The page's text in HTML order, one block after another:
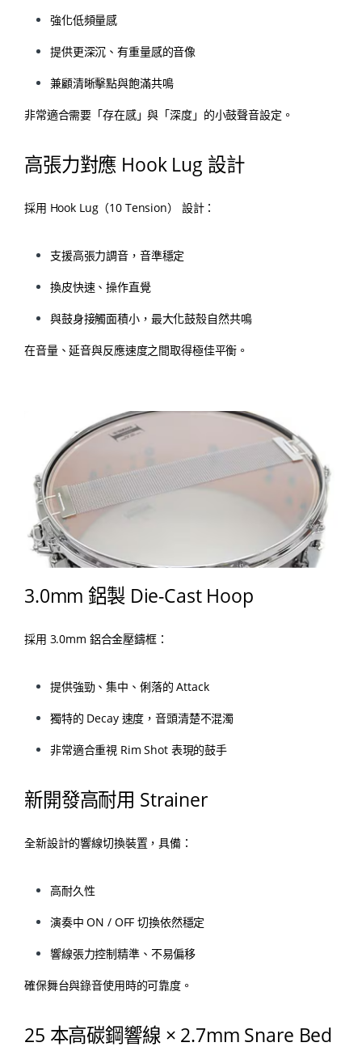
強化低頻量感
提供更深沉、有重量感的音像
兼顧清晰擊點與飽滿共鳴
非常適合需要「存在感」與「深度」的小鼓聲音設定。
高張力對應 Hook Lug 設計
採用 Hook Lug（10 Tension） 設計：
支援高張力調音，音準穩定
換皮快速、操作直覺
與鼓身接觸面積小，最大化鼓殼自然共鳴
在音量、延音與反應速度之間取得極佳平衡。
3.0mm 鋁製 Die-Cast Hoop
採用 3.0mm 鋁合金壓鑄框：
提供強勁、集中、俐落的 Attack
獨特的 Decay 速度，音頭清楚不混濁
非常適合重視 Rim Shot 表現的鼓手
新開發高耐用 Strainer
全新設計的響線切換裝置，具備：
高耐久性
演奏中 ON / OFF 切換依然穩定
響線張力控制精準、不易偏移
確保舞台與錄音使用時的可靠度。
25 本高碳鋼響線 × 2.7mm Snare Bed